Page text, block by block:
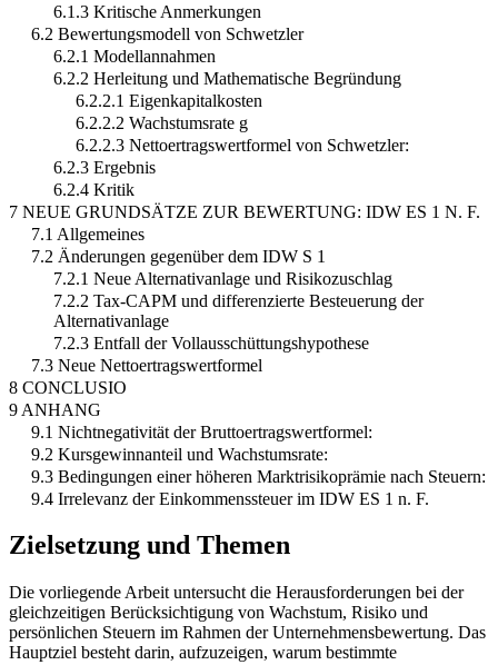
6.1.3 Kritische Anmerkungen
6.2 Bewertungsmodell von Schwetzler
6.2.1 Modellannahmen
6.2.2 Herleitung und Mathematische Begründung
6.2.2.1 Eigenkapitalkosten
6.2.2.2 Wachstumsrate g
6.2.2.3 Nettoertragswertformel von Schwetzler:
6.2.3 Ergebnis
6.2.4 Kritik
7 NEUE GRUNDSÄTZE ZUR BEWERTUNG: IDW ES 1 N. F.
7.1 Allgemeines
7.2 Änderungen gegenüber dem IDW S 1
7.2.1 Neue Alternativanlage und Risikozuschlag
7.2.2 Tax-CAPM und differenzierte Besteuerung der
Alternativanlage
7.2.3 Entfall der Vollausschüttungshypothese
7.3 Neue Nettoertragswertformel
8 CONCLUSIO
9 ANHANG
9.1 Nichtnegativität der Bruttoertragswertformel:
9.2 Kursgewinnanteil und Wachstumsrate:
9.3 Bedingungen einer höheren Marktrisikoprämie nach Steuern:
9.4 Irrelevanz der Einkommenssteuer im IDW ES 1 n. F.
Zielsetzung und Themen
Die vorliegende Arbeit untersucht die Herausforderungen bei der
gleichzeitigen Berücksichtigung von Wachstum, Risiko und
persönlichen Steuern im Rahmen der Unternehmensbewertung. Das
Hauptziel besteht darin, aufzuzeigen, warum bestimmte